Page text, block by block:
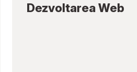
Dezvoltarea Web